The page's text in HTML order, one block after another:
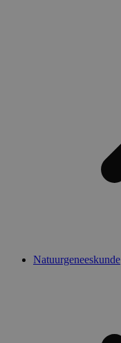
Natuurgeneeskunde